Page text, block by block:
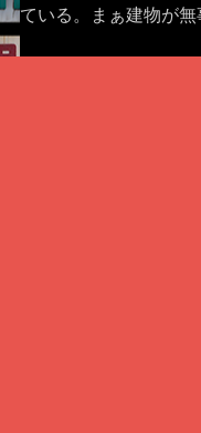
ている。まぁ建物が無